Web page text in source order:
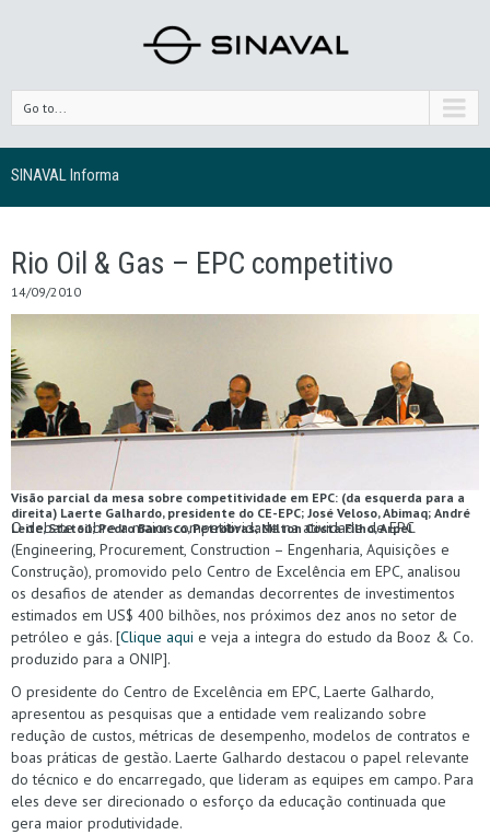
Go to...
SINAVAL Informa
Rio Oil & Gas – EPC competitivo
14/09/2010
Visão parcial da mesa sobre competitividade em EPC: (da esquerda para a
direita) Laerte Galhardo, presidente do CE-EPC; José Veloso, Abimaq; André
Leite, Statoil; Pedro Barusco, Petrobras; Milton Costa Filho, Arpel.
O debate sobre a maior competitividade na atividade de EPC
(Engineering, Procurement, Construction – Engenharia, Aquisições e
Construção), promovido pelo Centro de Excelência em EPC, analisou
os desafios de atender as demandas decorrentes de investimentos
estimados em US$ 400 bilhões, nos próximos dez anos no setor de
petróleo e gás. [Clique aqui e veja a integra do estudo da Booz & Co.
produzido para a ONIP].
O presidente do Centro de Excelência em EPC, Laerte Galhardo,
apresentou as pesquisas que a entidade vem realizando sobre
redução de custos, métricas de desempenho, modelos de contratos e
boas práticas de gestão. Laerte Galhardo destacou o papel relevante
do técnico e do encarregado, que lideram as equipes em campo. Para
eles deve ser direcionado o esforço da educação continuada que
gera maior produtividade.